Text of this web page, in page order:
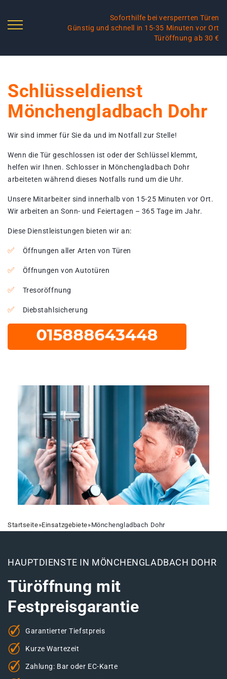
Soforthilfe bei versperrten Türen
Günstig und schnell in 15-35 Minuten vor Ort
Türöffnung ab 30 €
Schlüsseldienst
Mönchengladbach Dohr
Wir sind immer für Sie da und im Notfall zur Stelle!
Wenn die Tür geschlossen ist oder der Schlüssel klemmt,
helfen wir Ihnen. Schlosser in Mönchengladbach Dohr
arbeiteten während dieses Notfalls rund um die Uhr.
Unsere Mitarbeiter sind innerhalb von 15-25 Minuten vor Ort.
Wir arbeiten an Sonn- und Feiertagen – 365 Tage im Jahr.
Diese Dienstleistungen bieten wir an:
Öffnungen aller Arten von Türen
Öffnungen von Autotüren
Tresoröffnung
Diebstahlsicherung
Startseite»Einsatzgebiete»Mönchengladbach Dohr
HAUPTDIENSTE IN MÖNCHENGLADBACH DOHR
Türöffnung mit
Festpreisgarantie
Garantierter Tiefstpreis
Kurze Wartezeit
Zahlung: Bar oder EC-Karte